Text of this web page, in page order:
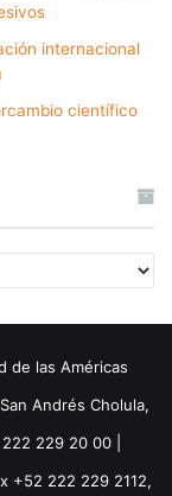
internacional
científico
de las Américas
Andrés Cholula,
229 20 00 |
+52 222 229 2112,